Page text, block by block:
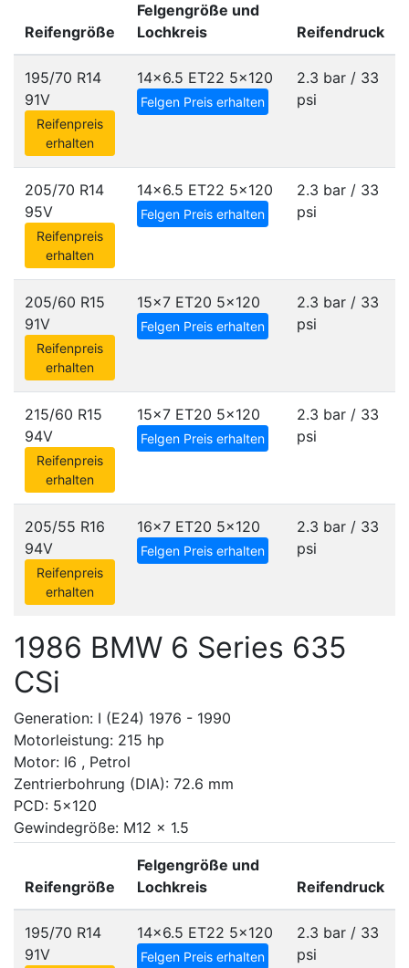
Reifengröße
Felgengröße und
Lochkreis
Reifendruck
195/70 R14
91V
Reifenpreis
erhalten
14x6.5 ET22 5x120
Felgen Preis erhalten
2.3 bar / 33
psi
205/70 R14
95V
Reifenpreis
erhalten
14x6.5 ET22 5x120
Felgen Preis erhalten
2.3 bar / 33
psi
205/60 R15
91V
Reifenpreis
erhalten
15x7 ET20 5x120
Felgen Preis erhalten
2.3 bar / 33
psi
215/60 R15
94V
Reifenpreis
erhalten
15x7 ET20 5x120
Felgen Preis erhalten
2.3 bar / 33
psi
205/55 R16
94V
Reifenpreis
erhalten
16x7 ET20 5x120
Felgen Preis erhalten
2.3 bar / 33
psi
1986 BMW 6 Series 635
CSi
Generation: I (E24) 1976 - 1990
Motorleistung: 215 hp
Motor: I6 , Petrol
Zentrierbohrung (DIA): 72.6 mm
PCD: 5x120
Gewindegröße: M12 x 1.5
Reifengröße
Felgengröße und
Lochkreis
Reifendruck
195/70 R14
91V
14x6.5 ET22 5x120
Felgen Preis erhalten
2.3 bar / 33
psi